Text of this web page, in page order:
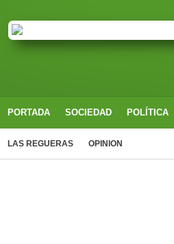
PORTADA SOCIEDAD POLÍTICA
LAS REGUERAS OPINION